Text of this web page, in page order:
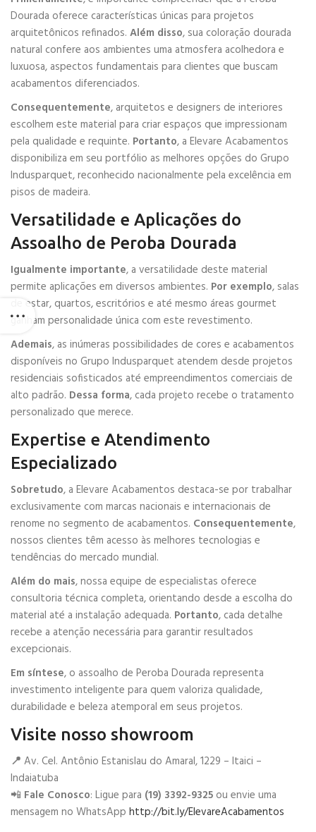
Dourada oferece características únicas para projetos
arquitetônicos refinados. Além disso, sua coloração dourada
natural confere aos ambientes uma atmosfera acolhedora e
luxuosa, aspectos fundamentais para clientes que buscam
acabamentos diferenciados.
Consequentemente, arquitetos e designers de interiores
escolhem este material para criar espaços que impressionam
pela qualidade e requinte. Portanto, a Elevare Acabamentos
disponibiliza em seu portfólio as melhores opções do Grupo
Indusparquet, reconhecido nacionalmente pela excelência em
pisos de madeira.
Versatilidade e Aplicações do
Assoalho de Peroba Dourada
Igualmente importante, a versatilidade deste material
permite aplicações em diversos ambientes. Por exemplo, salas
de estar, quartos, escritórios e até mesmo áreas gourmet
ganham personalidade única com este revestimento.
Ademais, as inúmeras possibilidades de cores e acabamentos
disponíveis no Grupo Indusparquet atendem desde projetos
residenciais sofisticados até empreendimentos comerciais de
alto padrão. Dessa forma, cada projeto recebe o tratamento
personalizado que merece.
Expertise e Atendimento
Especializado
Sobretudo, a Elevare Acabamentos destaca-se por trabalhar
exclusivamente com marcas nacionais e internacionais de
renome no segmento de acabamentos. Consequentemente,
nossos clientes têm acesso às melhores tecnologias e
tendências do mercado mundial.
Além do mais, nossa equipe de especialistas oferece
consultoria técnica completa, orientando desde a escolha do
material até a instalação adequada. Portanto, cada detalhe
recebe a atenção necessária para garantir resultados
excepcionais.
Em síntese, o assoalho de Peroba Dourada representa
investimento inteligente para quem valoriza qualidade,
durabilidade e beleza atemporal em seus projetos.
Visite nosso showroom
📍 Av. Cel. Antônio Estanislau do Amaral, 1229 – Itaici –
Indaiatuba
📲 Fale Conosco: Ligue para (19) 3392-9325 ou envie uma
mensagem no WhatsApp http://bit.ly/ElevareAcabamentos